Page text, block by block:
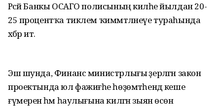
Рәсәй Банкы ОСАГО полисының киләһе йылдан 20-
25 процентҡа тиклем ҡиммәтләнеүе тураһында
хәбәр итә.
Эш шунда, Финанс министрлығы әҙерләгән закон
проектында юл фажиғәһе һөҙөмтәһендә кеше
ғүмеренә һәм һаулығына килгән зыян өсөн